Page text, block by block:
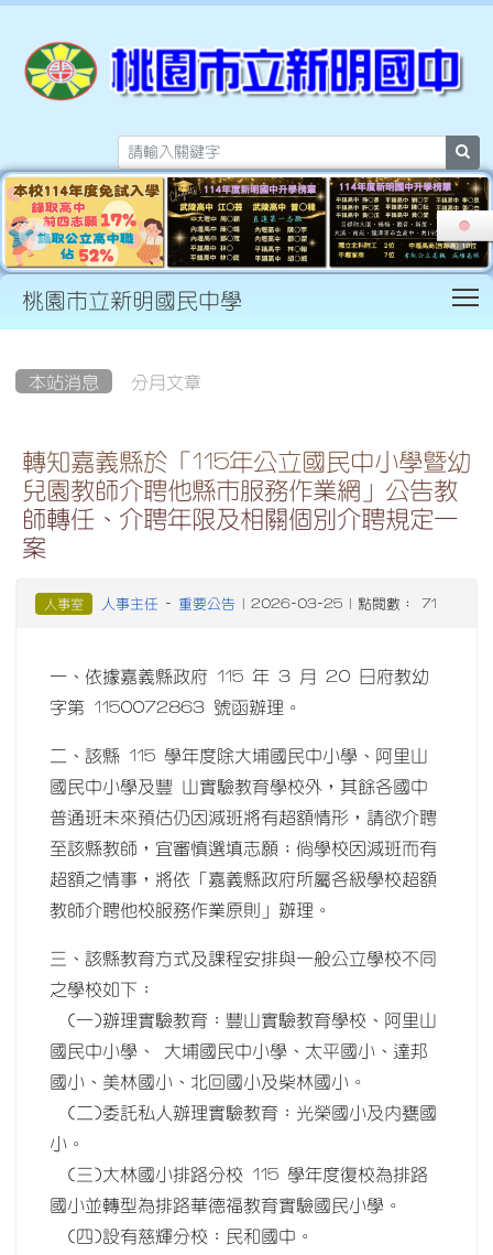
桃園市立新明國民中學
本站消息 分月文章
轉知嘉義縣於「115年公立國民中小學暨幼
兒園教師介聘他縣市服務作業網」公告教
師轉任、介聘年限及相關個別介聘規定一
案
人事室 人事主任 - 重要公告 | 2026-03-25 | 點閱數： 71
一、依據嘉義縣政府 115 年 3 月 20 日府教幼
字第 1150072863 號函辦理。
二、該縣 115 學年度除大埔國民中小學、阿里山
國民中小學及豐 山實驗教育學校外，其餘各國中
普通班未來預估仍因減班將有超額情形，請欲介聘
至該縣教師，宜審慎選填志願；倘學校因減班而有
超額之情事，將依「嘉義縣政府所屬各級學校超額
教師介聘他校服務作業原則」辦理。
三、該縣教育方式及課程安排與一般公立學校不同
之學校如下：
(一)辦理實驗教育：豐山實驗教育學校、阿里山
國民中小學、 大埔國民中小學、太平國小、達邦
國小、美林國小、北回國小及柴林國小。
(二)委託私人辦理實驗教育：光榮國小及內甕國
小。
(三)大林國小排路分校 115 學年度復校為排路
國小並轉型為排路華德福教育實驗國民小學。
(四)設有慈輝分校：民和國中。